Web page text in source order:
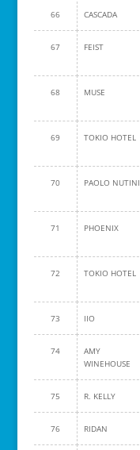
66 CASCADA
67 FEIST
68 MUSE
69 TOKIO HOTEL
70 PAOLO NUTINI
71 PHOENIX
72 TOKIO HOTEL
73 IIO
74
AMY
WINEHOUSE
75 R. KELLY
76 RIDAN